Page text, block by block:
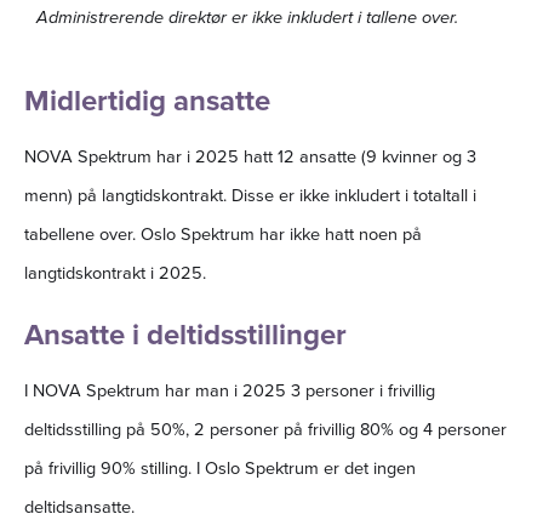
Administrerende direktør er ikke inkludert i tallene over.
Midlertidig ansatte
NOVA Spektrum har i 2025 hatt 12 ansatte (9 kvinner og 3
menn) på langtidskontrakt. Disse er ikke inkludert i totaltall i
tabellene over. Oslo Spektrum har ikke hatt noen på
langtidskontrakt i 2025.
Ansatte i deltidsstillinger
I NOVA Spektrum har man i 2025 3 personer i frivillig
deltidsstilling på 50%, 2 personer på frivillig 80% og 4 personer
på frivillig 90% stilling. I Oslo Spektrum er det ingen
deltidsansatte.